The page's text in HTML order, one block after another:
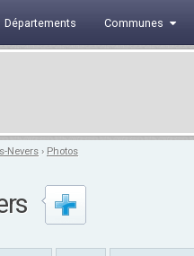
Départements Communes
Nevers › Photos